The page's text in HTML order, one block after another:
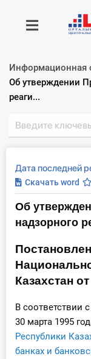
Получить
Главная ИС
Формы
Библиотека
Вебинары
Справочник
Информационная
Текущий:
Об утверждении
реаги...
Дата последней
Скачать word
Об
надзорного
Казахстан
В соответствии
30 марта 1995
Республики
банках и